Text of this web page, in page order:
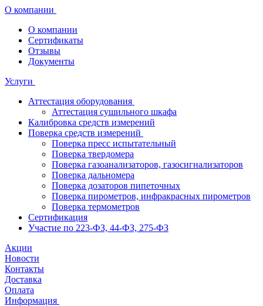
О компании
О компании
Сертификаты
Отзывы
Документы
Услуги
Аттестация оборудования
Аттестация сушильного шкафа
Калибровка средств измерений
Поверка средств измерений
Поверка пресс испытательный
Поверка твердомера
Поверка газоанализаторов, газосигнализаторов
Поверка дальномера
Поверка дозаторов пипеточных
Поверка пирометров, инфракрасных пирометров
Поверка термометров
Сертификация
Участие по 223-ФЗ, 44-ФЗ, 275-ФЗ
Акции
Новости
Контакты
Доставка
Оплата
Информация